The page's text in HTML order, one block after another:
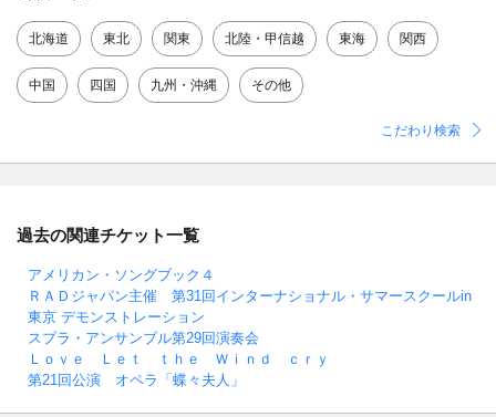
北海道 東北 関東 北陸・甲信越 東海 関西
中国 四国 九州・沖縄 その他
こだわり検索
過去の関連チケット一覧
アメリカン・ソングブック４
ＲＡＤジャパン主催 第31回インターナショナル・サマースクールin
東京 デモンストレーション
スプラ・アンサンブル第29回演奏会
Ｌｏｖｅ Ｌｅｔ ｔｈｅ Ｗｉｎｄ ｃｒｙ
第21回公演 オペラ「蝶々夫人」